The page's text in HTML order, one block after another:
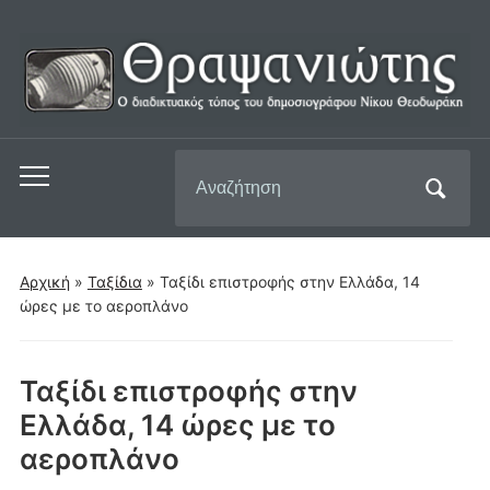
Εναλλαγή
μενού
για
κινητά
για:
Αρχική » Ταξίδια » Ταξίδι επιστροφής στην Ελλάδα, 14
ώρες με το αεροπλάνο
Ταξίδι επιστροφής στην
Ελλάδα, 14 ώρες με το
αεροπλάνο